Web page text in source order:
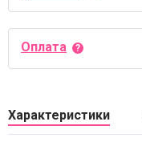
Оплата
Характеристики